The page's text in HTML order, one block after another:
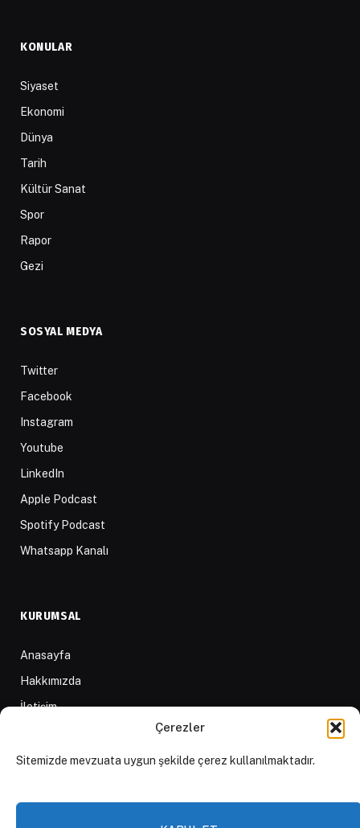
Çerezler
Sitemizde mevzuata uygun şekilde çerez kullanılmaktadır.
KONULAR
Siyaset
Ekonomi
Dünya
Tarih
Kültür Sanat
Spor
Rapor
Gezi
SOSYAL MEDYA
Twitter
Facebook
Instagram
Youtube
LinkedIn
Apple Podcast
Spotify Podcast
Whatsapp Kanalı
KURUMSAL
Anasayfa
Hakkımızda
İletişim
D84 Yayınları